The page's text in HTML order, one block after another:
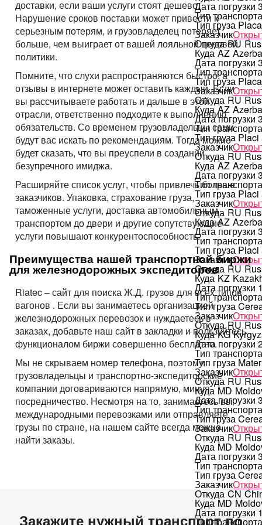
Дата погрузки
Тип транспорта
Тип груза
Заказчик
Откуда RU
Куда AZ
Дата погрузки
Тип транспорта
Тип груза
Заказчик
Откуда RU
Куда AZ
Дата погрузки
Тип транспорта
Тип груза Placi
Заказчик
Откуда RU
Куда AZ
Дата погрузки
Тип транспорта
Тип груза Placi
Заказчик
Откуда RU
Куда AZ
Дата погрузки
Тип транспорта
Тип груза Placi
Заказчик
Откуда RU
Куда KZ
Дата погрузки
Тип транспорта
Тип груза
Заказчик
Откуда RU
Куда KG
Дата погрузки
Тип транспорта
Тип груза
Заказчик
Откуда RU
Куда MD
Дата погрузки
Тип транспорта
Тип груза
Заказчик
Откуда RU
Куда MD
Дата погрузки
Тип транспорта
Тип груза
Заказчик
Откуда CN
Куда MD
Дата погрузки
Тип транспорта
доставки, если ваши услуги стоят дешево.
Нарушение сроков поставки может привести к
серьезным потерям, и грузовладелец потеряет
больше, чем выиграет от вашей лояльной ценовой
политики.
Помните, что слухи распространяются быстро, а
отзывы в интернете может оставить каждый. Если
вы рассчитываете работать и дальше в этой
отрасли, ответственно подходите к выполнению
обязательств. Со временем грузовладельцы сами
будут вас искать по рекомендациям. Тогда можно
будет сказать, что вы преуспели в создании
безупречного имиджа.
Расширяйте список услуг, чтобы привлечь больше
заказчиков. Упаковка, страхование груза,
таможенные услуги, доставка автомобильным
транспортом до двери и другие сопутствующие
услуги повышают конкурентоспособность.
Преимущества нашей транспортной биржи
для железнодорожных экспедиторов
Riatec – сайт для поиска Ж.Д. грузов для всех типов
вагонов . Если вы занимаетесь организацией
железнодорожных перевозок и нуждаетесь в
заказах, добавьте наш сайт в закладки и пользуйтесь
функционалом биржи совершенно бесплатно.
Мы не скрываем номер телефона, поэтому
грузовладельцы и транспортно-экспедиторские
компании договариваются напрямую, минуя
посредничество. Несмотря на то, занимаетесь вы
международными перевозками или отправляете
грузы по стране, на нашем сайте всегда можно
найти заказы.
Закажите нужный транспорт по